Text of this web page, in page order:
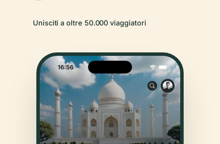
Unisciti a oltre 50.000 viaggiatori